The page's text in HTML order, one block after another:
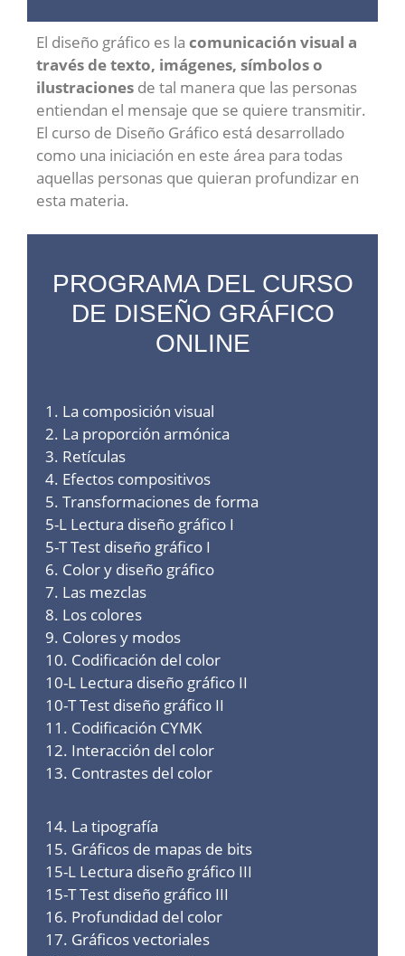
El diseño gráfico es la comunicación visual a
través de texto, imágenes, símbolos o
ilustraciones de tal manera que las personas
entiendan el mensaje que se quiere transmitir.
El curso de Diseño Gráfico está desarrollado
como una iniciación en este área para todas
aquellas personas que quieran profundizar en
esta materia.
PROGRAMA DEL CURSO
DE DISEÑO GRÁFICO
ONLINE
1. La composición visual
2. La proporción armónica
3. Retículas
4. Efectos compositivos
5. Transformaciones de forma
5-L Lectura diseño gráfico I
5-T Test diseño gráfico I
6. Color y diseño gráfico
7. Las mezclas
8. Los colores
9. Colores y modos
10. Codificación del color
10-L Lectura diseño gráfico II
10-T Test diseño gráfico II
11. Codificación CYMK
12. Interacción del color
13. Contrastes del color
14. La tipografía
15. Gráficos de mapas de bits
15-L Lectura diseño gráfico III
15-T Test diseño gráfico III
16. Profundidad del color
17. Gráficos vectoriales